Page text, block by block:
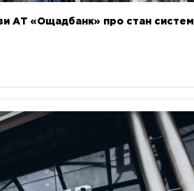
АТ «Ощадбанк» про стан систем